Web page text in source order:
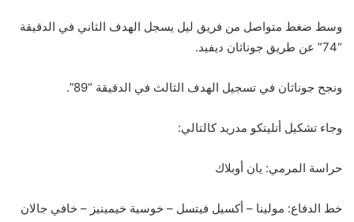
وسط ضغط متواصل من فريق ليل يسجل الهدف الثاني في الدقيقة
“74” عن طريق جوناثان ديفيد.
ونجح جوناثان في تسجيل الهدف الثالث في الدقيقة “89”.
وجاء تشكيل أتليتكو مدريد كالتالي:
حراسة المرمي: يان أوبلاك
خط الدفاع: مولينا – أكسيل فيتسل – خوسية خيمينيز – خافي جالان